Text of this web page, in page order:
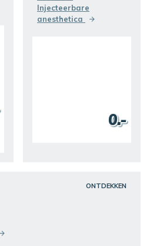
Injecteerbare
anesthetica
0.-
ONTDEKKEN